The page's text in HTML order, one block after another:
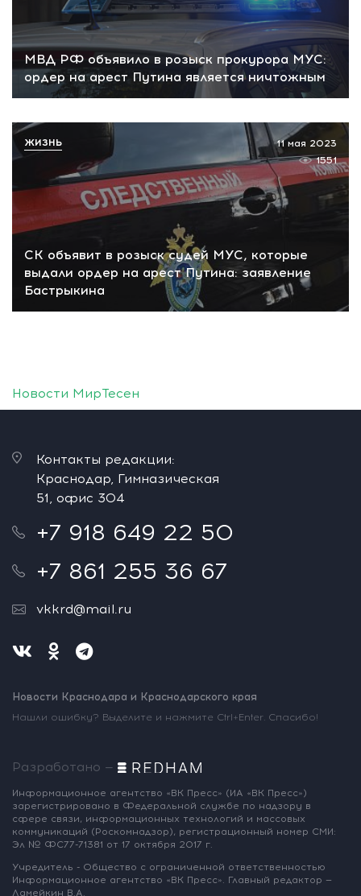
МВД РФ объявило в розыск прокурора МУС:
ордер на арест Путина является ничтожным
СК объявит в розыск судей МУС, которые
выдали ордер на арест Путина: заявление
Бастрыкина
11 мая 2023
1551
ЖИЗНЬ
Новости МирТесен
Контакты редакции:
Краснодар, Гимназическая
51, офис 304
+7 918 649 22 50
+7 861 255 36 67
vkkrd@mail.ru
Новости Краснодара и Краснодарского края
Нашли ошибку? Выделите и нажмите Ctrl+Enter. Спасибо!
Разработано —
Информационное агентство «ВК Пресс» (ИА «ВК Пресс»)
зарегистрировано в Федеральной службе по надзору в
сфере связи, информационных технологий и массовых
коммуникаций (Роскомнадзор), регистрационный номер СМИ:
Эл № ФС77-71381 от 17 октября 2017 г.
Учредитель - Общество с ограниченной ответственностью
Информационное агентство «ВК Пресс».
Главный редактор —
Ламейкин В.А.